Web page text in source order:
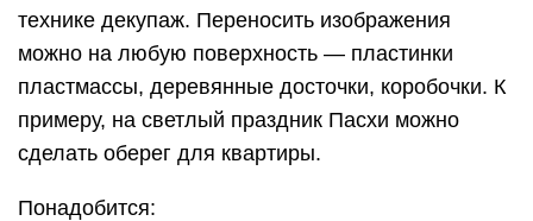
технике декупаж. Переносить изображения
можно на любую поверхность — пластинки
пластмассы, деревянные досточки, коробочки. К
примеру, на светлый праздник Пасхи можно
сделать оберег для квартиры.
Понадобится: